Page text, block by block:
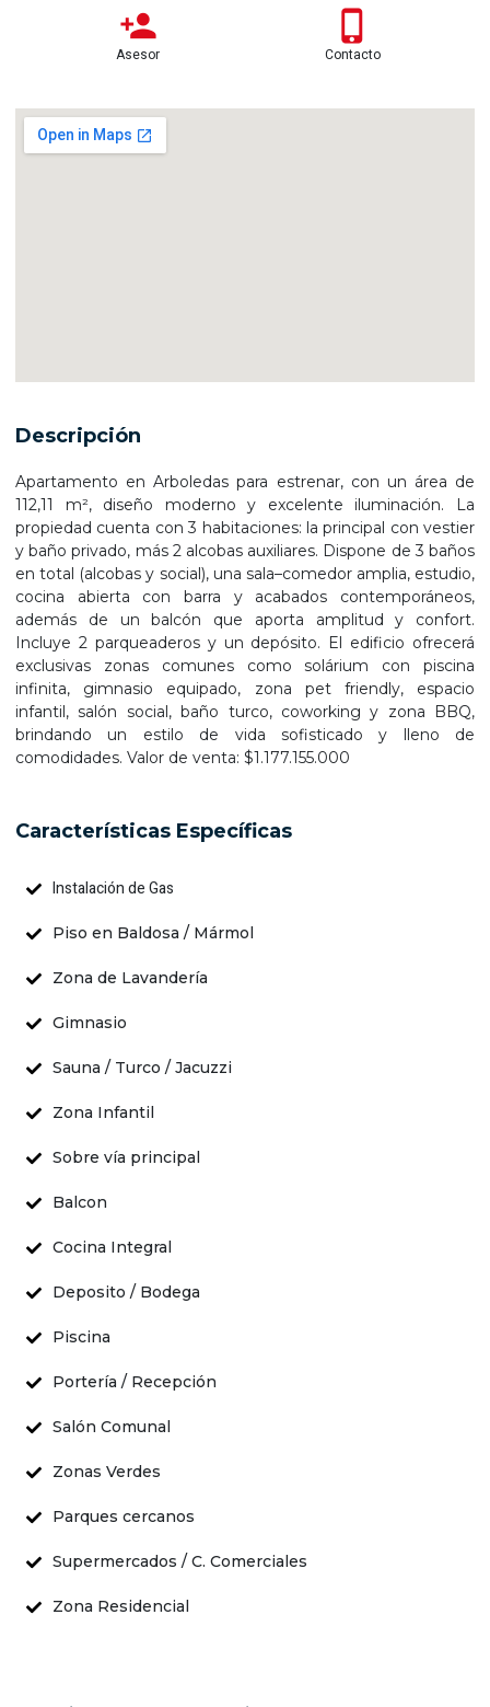
Asesor Contacto
Descripción
Apartamento en Arboledas para estrenar, con un área de
112,11 m², diseño moderno y excelente iluminación. La
propiedad cuenta con 3 habitaciones: la principal con vestier
y baño privado, más 2 alcobas auxiliares. Dispone de 3 baños
en total (alcobas y social), una sala–comedor amplia, estudio,
cocina abierta con barra y acabados contemporáneos,
además de un balcón que aporta amplitud y confort.
Incluye 2 parqueaderos y un depósito. El edificio ofrecerá
exclusivas zonas comunes como solárium con piscina
infinita, gimnasio equipado, zona pet friendly, espacio
infantil, salón social, baño turco, coworking y zona BBQ,
brindando un estilo de vida sofisticado y lleno de
comodidades. Valor de venta: $1.177.155.000
Características Específicas
Instalación de Gas
Piso en Baldosa / Mármol
Zona de Lavandería
Gimnasio
Sauna / Turco / Jacuzzi
Zona Infantil
Sobre vía principal
Balcon
Cocina Integral
Deposito / Bodega
Piscina
Portería / Recepción
Salón Comunal
Zonas Verdes
Parques cercanos
Supermercados / C. Comerciales
Zona Residencial